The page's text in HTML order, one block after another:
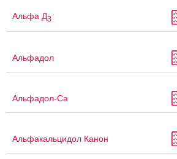
Альфа Д3
Альфадол
Альфадол-Са
Альфакальцидол Канон